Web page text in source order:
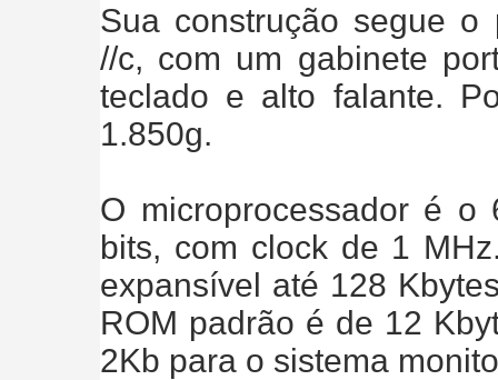
Sua construção segue
//c, com um gabinete
teclado e alto falante.
1.850g.
O microprocessador é o
bits, com clock de 1
expansível até 128
ROM padrão é de 12
2Kb para o sistema